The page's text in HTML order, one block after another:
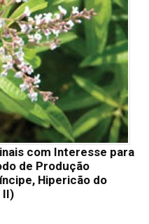
com Interesse para
de Produção
Hipericão do
II)